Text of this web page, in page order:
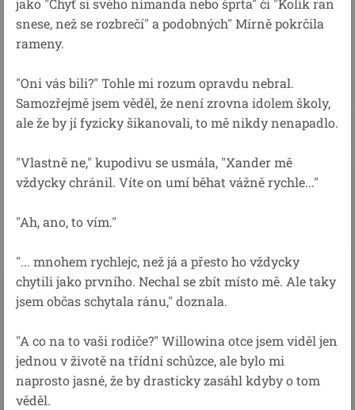
jako "Chyť si svého nímanda nebo šprta" či "Kolik ran
snese, než se rozbrečí" a podobných" Mírně pokrčila
rameny.
"Oni vás bili?" Tohle mi rozum opravdu nebral.
Samozřejmě jsem věděl, že není zrovna idolem školy,
ale že by jí fyzicky šikanovali, to mě nikdy nenapadlo.
"Vlastně ne," kupodivu se usmála, "Xander mě
vždycky chránil. Víte on umí běhat vážně rychle..."
"Ah, ano, to vím."
"... mnohem rychlejc, než já a přesto ho vždycky
chytili jako prvního. Nechal se zbít místo mě. Ale taky
jsem občas schytala ránu," doznala.
"A co na to vaši rodiče?" Willowina otce jsem viděl jen
jednou v životě na třídní schůzce, ale bylo mi
naprosto jasné, že by drasticky zasáhl kdyby o tom
věděl.